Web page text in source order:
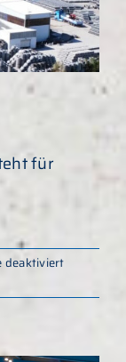
für
deaktiviertfür